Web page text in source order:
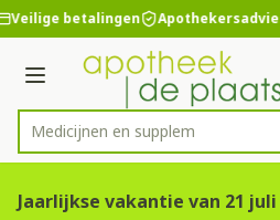
Ga naar de inhoud
2 van 2
Veilige betalingen Apothekersadvies
Menu
Product, merk, categorie...
Jaarlijkse vakantie van 21